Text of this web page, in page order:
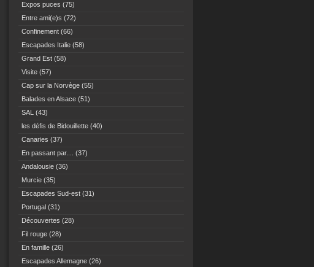
Expos puces (75)
Entre ami(e)s (72)
Confinement (66)
Escapades Italie (58)
Grand Est (58)
Visite (57)
Cap sur la Norvège (55)
Balades en Alsace (51)
SAL (43)
les défis de Bidouillette (40)
Canaries (37)
En passant par....
(37)
Andalousie (36)
Murcie (35)
Escapades Sud-est (31)
Portugal (31)
Découvertes (28)
Fil rouge (28)
En famille (26)
Escapades Allemagne (26)